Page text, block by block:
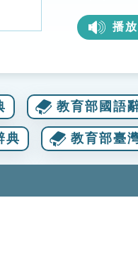
播放
教育部國語
典 教育部臺